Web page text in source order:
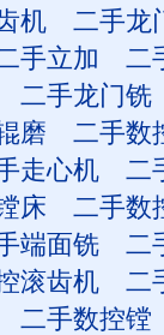
机
二手龙
手立加
二
二手龙门铣
磨
二手数
走心机
二
床
二手数
端面铣
二
滚齿机
二
二手数控镗